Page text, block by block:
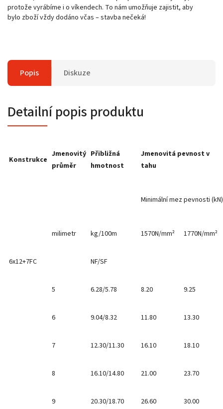
protože vyrábíme i o víkendech. To nám umožňuje zajistit, aby
bylo zboží vždy dodáno včas – stavba nečeká!
Popis Diskuze
Detailní popis produktu
Konstrukce
Jmenovitý
průměr
Přibližná
hmotnost
Jmenovitá pevnost v
tahu
Minimální mez pevnosti (kN)
milimetr kg/100m 1570N/mm² 1770N/mm²
6x12+7FC NF/SF
5 6.28/5.78 8.20 9.25
6 9.04/8.32 11.80 13.30
7 12.30/11.30 16.10 18.10
8 16.10/14.80 21.00 23.70
9 20.30/18.70 26.60 30.00